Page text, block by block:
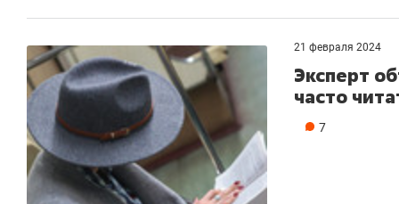
21 февраля 2024
Эксперт
часто
7